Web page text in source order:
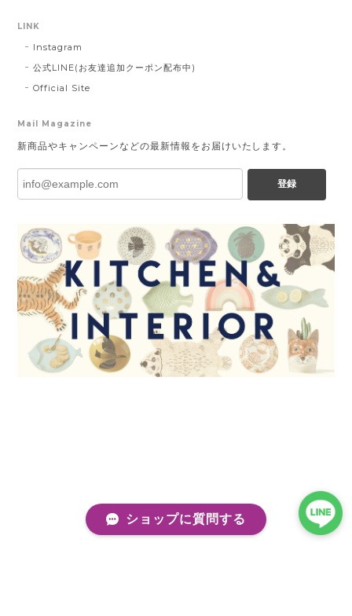
LINK
Instagram
公式LINE(お友達追加クーポン配布中)
Official Site
Mail Magazine
新商品やキャンペーンなどの最新情報をお届けいたします。
登録
ショップに質問する